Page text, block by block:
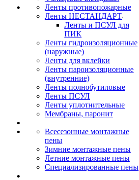
Ленты противопожарные
Ленты НЕСТАНДАРТ
Ленты и ПСУЛ для
ПИК
Ленты гидроизоляционные
(наружные)
Ленты для вклейки
Ленты пароизоляционные
(внутренние)
Ленты полнобутиловые
Ленты ПСУЛ
Ленты уплотнительные
Мембраны, паронит
Всесезонные монтажные
пены
Зимние монтажные пены
Летние монтажные пены
Специализированные пены